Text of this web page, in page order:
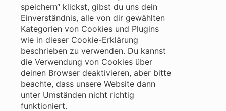
speichern“ klickst, gibst du uns dein
Einverständnis, alle von dir gewählten
Kategorien von Cookies und Plugins
wie in dieser Cookie-Erklärung
beschrieben zu verwenden. Du kannst
die Verwendung von Cookies über
deinen Browser deaktivieren, aber bitte
beachte, dass unsere Website dann
unter Umständen nicht richtig
funktioniert.